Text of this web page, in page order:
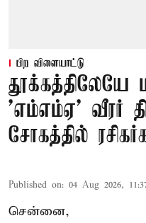
பிற விளையாட்டு
தூக்கத்திலேயே
’எம்எம்ஏ’ வீரர்
சோகத்தில்
Published on: 04 Aug 2026,
சென்னை,